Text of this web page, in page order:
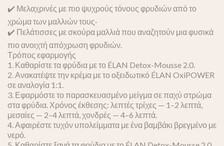
✔️ Μελαχρινές με πιο ψυχρούς τόνους φρυδιών από το
χρώμα των μαλλιών τους·
✔️ Πελάτισσες με σκούρα μαλλιά που αναζητούν μια φυσικά
πιο ανοιχτή απόχρωση φρυδιών.
Τρόπος εφαρμογής
1. Καθαρίστε τα φρύδια με το ÉLAN Detox-Mousse 2.0.
2. Ανακατέψτε την κρέμα με το οξειδωτικό ÉLAN OxiPOWER
σε αναλογία 1:1.
3. Εφαρμόστε το παρασκευασμένο μείγμα σε παχύ στρώμα
στα φρύδια. Χρόνος έκθεσης: λεπτές τρίχες — 1–2 λεπτά,
μεσαίες — 2–4 λεπτά, χονδρές — 4–6 λεπτά.
4. Αφαιρέστε τυχόν υπολείμματα με ένα βαμβάκι βρεγμένο με
νερό.